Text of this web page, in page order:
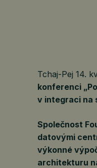
Tchaj-Pej 14.
konferenci
v integraci na
Společnost
datovými
výkonné
architekturu